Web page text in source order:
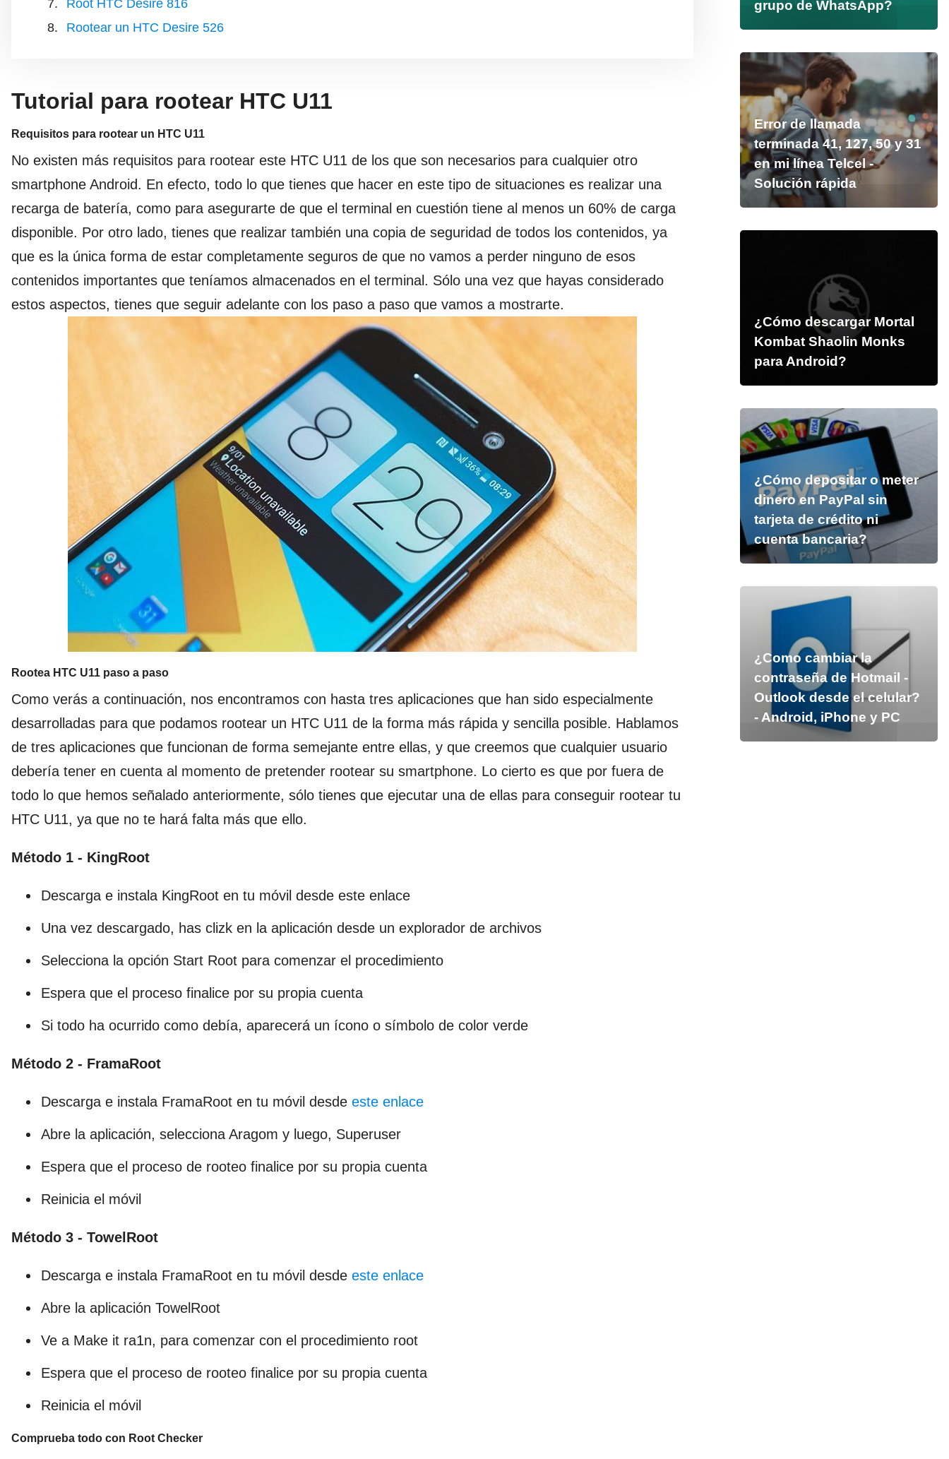
Root HTC Desire 816
Rootear un HTC Desire 526
Tutorial para rootear HTC U11
Requisitos para rootear un HTC U11
No existen más requisitos para rootear este HTC U11 de los que son necesarios para cualquier otro
smartphone Android. En efecto, todo lo que tienes que hacer en este tipo de situaciones es realizar una
recarga de batería, como para asegurarte de que el terminal en cuestión tiene al menos un 60% de carga
disponible. Por otro lado, tienes que realizar también una copia de seguridad de todos los contenidos, ya
que es la única forma de estar completamente seguros de que no vamos a perder ninguno de esos
contenidos importantes que teníamos almacenados en el terminal. Sólo una vez que hayas considerado
estos aspectos, tienes que seguir adelante con los paso a paso que vamos a mostrarte.
Rootea HTC U11 paso a paso
Como verás a continuación, nos encontramos con hasta tres aplicaciones que han sido especialmente
desarrolladas para que podamos rootear un HTC U11 de la forma más rápida y sencilla posible. Hablamos
de tres aplicaciones que funcionan de forma semejante entre ellas, y que creemos que cualquier usuario
debería tener en cuenta al momento de pretender rootear su smartphone. Lo cierto es que por fuera de
todo lo que hemos señalado anteriormente, sólo tienes que ejecutar una de ellas para conseguir rootear tu
HTC U11, ya que no te hará falta más que ello.
Método 1 - KingRoot
Descarga e instala KingRoot en tu móvil desde este enlace
Una vez descargado, has clizk en la aplicación desde un explorador de archivos
Selecciona la opción Start Root para comenzar el procedimiento
Espera que el proceso finalice por su propia cuenta
Si todo ha ocurrido como debía, aparecerá un ícono o símbolo de color verde
Método 2 - FramaRoot
Descarga e instala FramaRoot en tu móvil desde este enlace
Abre la aplicación, selecciona Aragom y luego, Superuser
Espera que el proceso de rooteo finalice por su propia cuenta
Reinicia el móvil
Método 3 - TowelRoot
Descarga e instala FramaRoot en tu móvil desde este enlace
Abre la aplicación TowelRoot
Ve a Make it ra1n, para comenzar con el procedimiento root
Espera que el proceso de rooteo finalice por su propia cuenta
Reinicia el móvil
Comprueba todo con Root Checker
grupo de WhatsApp?
Error de llamada
terminada 41, 127, 50 y 31
en mi línea Telcel -
Solución rápida
¿Cómo descargar Mortal
Kombat Shaolin Monks
para Android?
¿Cómo depositar o meter
dinero en PayPal sin
tarjeta de crédito ni
cuenta bancaria?
¿Como cambiar la
contraseña de Hotmail -
Outlook desde el celular?
- Android, iPhone y PC